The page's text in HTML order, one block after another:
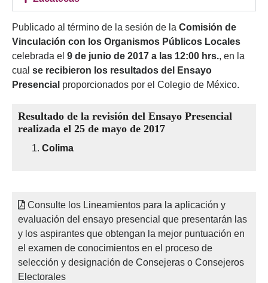
Publicado al término de la sesión de la Comisión de
Vinculación con los Organismos Públicos Locales
celebrada el 9 de junio de 2017 a las 12:00 hrs., en la
cual se recibieron los resultados del Ensayo
Presencial proporcionados por el Colegio de México.
Resultado de la revisión del Ensayo Presencial
realizada el 25 de mayo de 2017
Colima
Consulte los Lineamientos para la aplicación y
evaluación del ensayo presencial que presentarán las
y los aspirantes que obtengan la mejor puntuación en
el examen de conocimientos en el proceso de
selección y designación de Consejeras o Consejeros
Electorales